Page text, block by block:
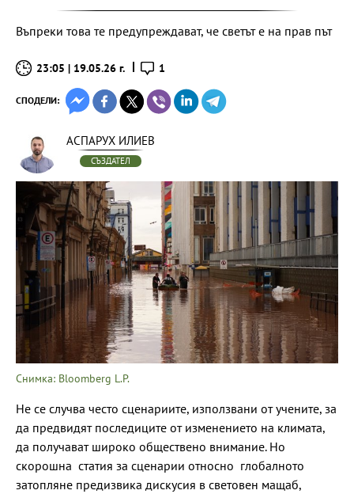
Въпреки това те предупреждават, че светът е на прав път
23:05 | 19.05.26 г. 1
СПОДЕЛИ:
АСПАРУХ ИЛИЕВ
СЪЗДАТЕЛ
Снимка: Bloomberg L.P.
Не се случва често сценариите, използвани от учените, за
да предвидят последиците от изменението на климата,
да получават широко обществено внимание. Но
скорошна статия за сценарии относно глобалното
затопляне предизвика дискусия в световен мащаб,